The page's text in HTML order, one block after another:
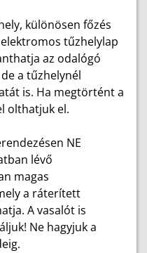
különösen főzés
tűzhelylap
az odalógó
a tűzhelynél
is. Ha megtörtént a
olthatjuk el.
NE
lévő
magas
a ráterített
A vasalót is
Ne hagyjuk a